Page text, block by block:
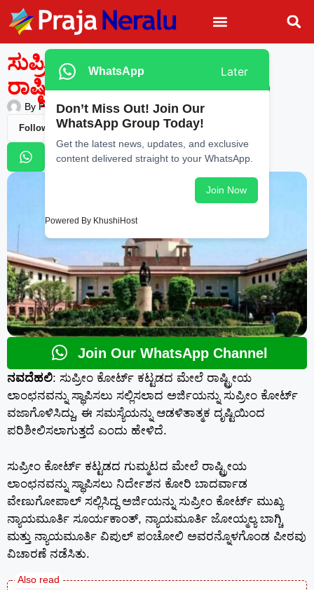
ಸುಪ್ರೀಂ ಕೋರ್ಟ್ ಕಟ್ಟಡದ ಮೇಲೆ
ರಾಷ್ಟ್ರೀಯ ಲಾಂಛನ; ಅರ್ಜಿ ವಜಾ
By Praja Neralu — March 24, 2026 - 10:53 AM
Follow Us
Join Our WhatsApp Channel
ನವದೆಹಲಿ: ಸುಪ್ರೀಂ ಕೋರ್ಟ್ ಕಟ್ಟಡದ ಮೇಲೆ ರಾಷ್ಟ್ರೀಯ
ಲಾಂಛನವನ್ನು ಸ್ಥಾಪಿಸಲು ಸಲ್ಲಿಸಲಾದ ಅರ್ಜಿಯನ್ನು ಸುಪ್ರೀಂ ಕೋರ್ಟ್
ವಜಾಗೊಳಿಸಿದ್ದು, ಈ ಸಮಸ್ಯೆಯನ್ನು ಆಡಳಿತಾತ್ಮಕ ದೃಷ್ಟಿಯಿಂದ
ಪರಿಶೀಲಿಸಲಾಗುತ್ತದೆ ಎಂದು ಹೇಳಿದೆ.
ಸುಪ್ರೀಂ ಕೋರ್ಟ್ ಕಟ್ಟಡದ ಗುಮ್ಮಟದ ಮೇಲೆ ರಾಷ್ಟ್ರೀಯ
ಲಾಂಛನವನ್ನು ಸ್ಥಾಪಿಸಲು ನಿರ್ದೇಶನ ಕೋರಿ ಬಾದರ್ವಾಡ
ವೇಣುಗೋಪಾಲ್ ಸಲ್ಲಿಸಿದ್ದ ಅರ್ಜಿಯನ್ನು ಸುಪ್ರೀಂ ಕೋರ್ಟ್ ಮುಖ್ಯ
ನ್ಯಾಯಮೂರ್ತಿ ಸೂರ್ಯಕಾಂತ್, ನ್ಯಾಯಮೂರ್ತಿ ಜೋಯ್ಮಲ್ಯ ಬಾಗ್ಚಿ
ಮತ್ತು ನ್ಯಾಯಮೂರ್ತಿ ವಿಪುಲ್ ಪಂಚೋಲಿ ಅವರನ್ನೊಳಗೊಂಡ ಪೀಠವು
ವಿಚಾರಣೆ ನಡೆಸಿತು.
WhatsApp Later
Don’t Miss Out! Join Our
WhatsApp Group Today!
Get the latest news, updates, and exclusive
content delivered straight to your WhatsApp.
Join Now
Powered By KhushiHost